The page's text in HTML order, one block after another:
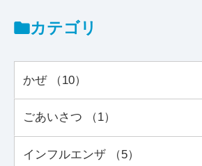
カテゴリ
かぜ （10）
ごあいさつ （1）
インフルエンザ （5）